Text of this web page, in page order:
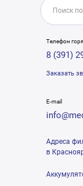
Телефон
8 (391)
Заказать
E-mail
Адреса
в